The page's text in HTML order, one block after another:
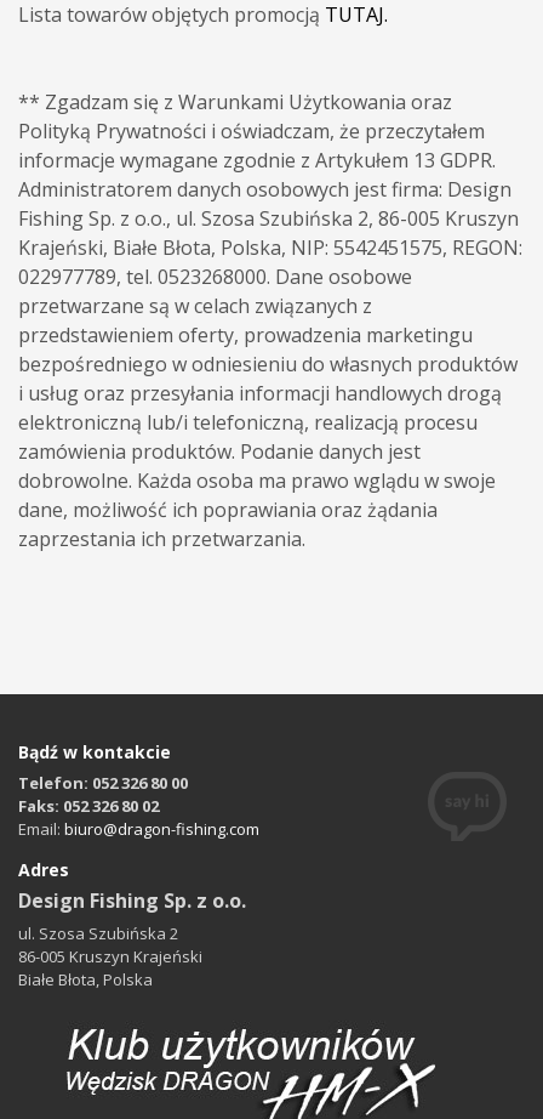
Lista towarów objętych promocją TUTAJ.
** Zgadzam się z Warunkami Użytkowania oraz
Polityką Prywatności i oświadczam, że przeczytałem
informacje wymagane zgodnie z Artykułem 13 GDPR.
Administratorem danych osobowych jest firma: Design
Fishing Sp. z o.o., ul. Szosa Szubińska 2, 86-005 Kruszyn
Krajeński, Białe Błota, Polska, NIP: 5542451575, REGON:
022977789, tel. 0523268000. Dane osobowe
przetwarzane są w celach związanych z
przedstawieniem oferty, prowadzenia marketingu
bezpośredniego w odniesieniu do własnych produktów
i usług oraz przesyłania informacji handlowych drogą
elektroniczną lub/i telefoniczną, realizacją procesu
zamówienia produktów. Podanie danych jest
dobrowolne. Każda osoba ma prawo wglądu w swoje
dane, możliwość ich poprawiania oraz żądania
zaprzestania ich przetwarzania.
Bądź w kontakcie
Telefon: 052 326 80 00
Faks: 052 326 80 02
Email: biuro@dragon-fishing.com
Adres
Design Fishing Sp. z o.o.
ul. Szosa Szubińska 2
86-005 Kruszyn Krajeński
Białe Błota, Polska